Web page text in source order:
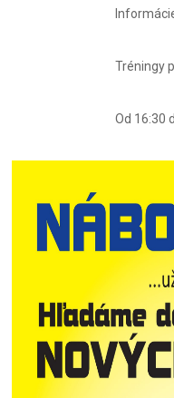
Informácie
Tréningy
Od 16:30